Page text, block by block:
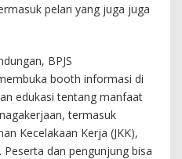
pelari yang juga juga
BPJS
booth informasi di
edukasi tentang manfaat
termasuk
Kecelakaan Kerja (JKK),
Peserta dan pengunjung bisa